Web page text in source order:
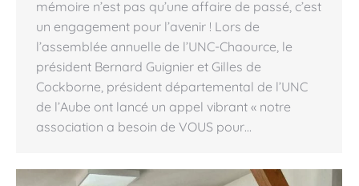
mémoire n’est pas qu’une affaire de passé, c’est
un engagement pour l’avenir ! Lors de
l’assemblée annuelle de l’UNC-Chaource, le
président Bernard Guignier et Gilles de
Cockborne, président départemental de l’UNC
de l’Aube ont lancé un appel vibrant « notre
association a besoin de VOUS pour…